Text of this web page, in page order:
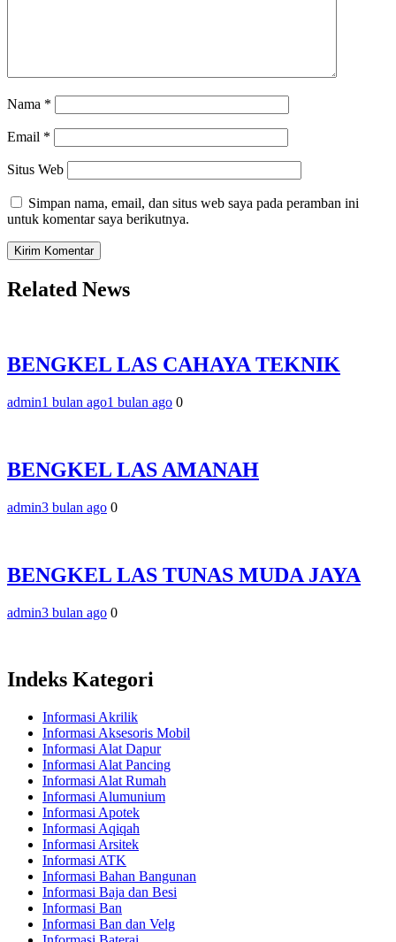
Nama *
Email *
Situs Web
Simpan nama, email, dan situs web saya pada peramban ini
untuk komentar saya berikutnya.
Related News
BENGKEL LAS CAHAYA TEKNIK
admin1 bulan ago1 bulan ago 0
BENGKEL LAS AMANAH
admin3 bulan ago 0
BENGKEL LAS TUNAS MUDA JAYA
admin3 bulan ago 0
Indeks Kategori
Informasi Akrilik
Informasi Aksesoris Mobil
Informasi Alat Dapur
Informasi Alat Pancing
Informasi Alat Rumah
Informasi Alumunium
Informasi Apotek
Informasi Aqiqah
Informasi Arsitek
Informasi ATK
Informasi Bahan Bangunan
Informasi Baja dan Besi
Informasi Ban
Informasi Ban dan Velg